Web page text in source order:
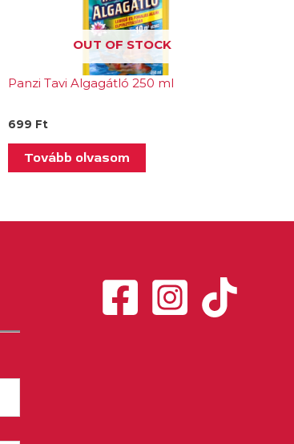
OUT OF STOCK
Panzi Tavi Algagátló 250 ml
699 Ft
Tovább olvasom